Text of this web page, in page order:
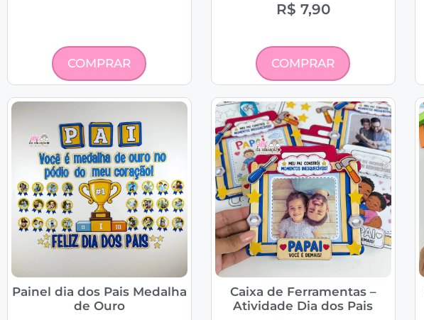
COMPRAR
R$ 7,90
COMPRAR
Painel dia dos Pais Medalha
de Ouro
Caixa de Ferramentas –
Atividade Dia dos Pais